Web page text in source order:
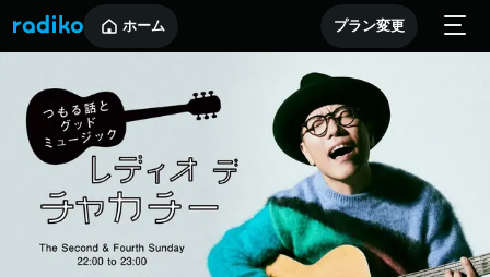
ホーム プラン変更